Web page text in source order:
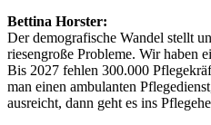
Bettina Horster:
Der demografische Wandel stellt
riesengroße Probleme. Wir haben
Bis 2027 fehlen 300.000
man einen ambulanten
ausreicht, dann geht es ins